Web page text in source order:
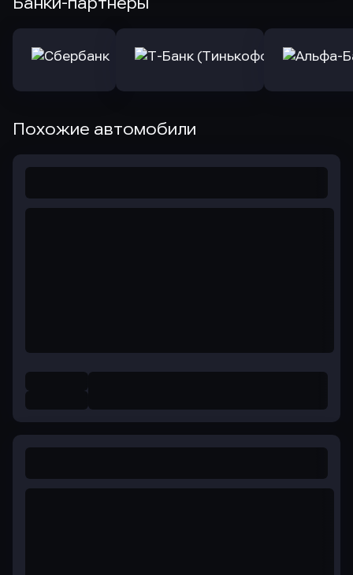
Похожие автомобили